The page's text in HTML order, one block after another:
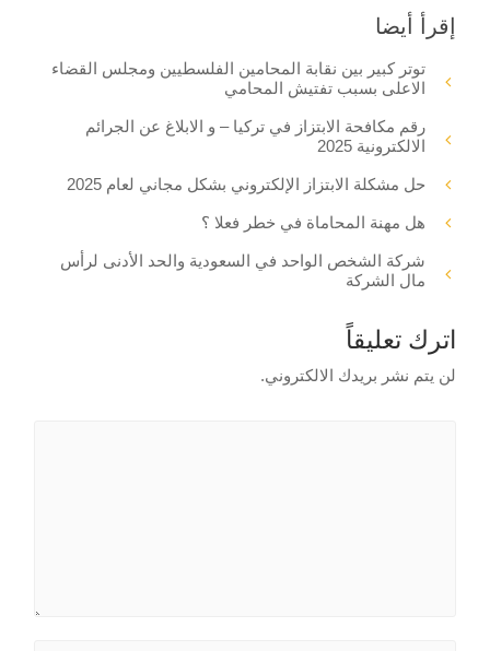
إقرأ أيضا
توتر كبير بين نقابة المحامين الفلسطيين ومجلس القضاء
الاعلى بسبب تفتيش المحامي
رقم مكافحة الابتزاز في تركيا – و الابلاغ عن الجرائم
الالكترونية 2025
حل مشكلة الابتزاز الإلكتروني بشكل مجاني لعام 2025
هل مهنة المحاماة في خطر فعلا ؟
شركة الشخص الواحد في السعودية والحد الأدنى لرأس
مال الشركة
اترك تعليقاً
لن يتم نشر بريدك الالكتروني.